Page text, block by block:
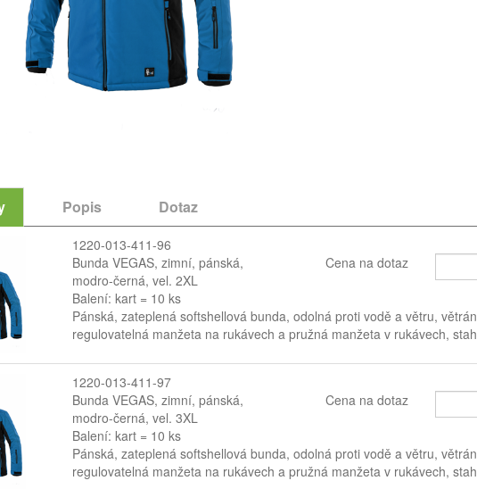
Popis Dotaz
1220-013-411-96
Bunda VEGAS, zimní, pánská,
modro-černá, vel. 2XL
Balení: kart = 10 ks
Cena na dotaz
Pánská, zateplená softshellová bunda, odolná proti vodě a větru,
regulovatelná manžeta na rukávech a pružná manžeta v rukávech,
1220-013-411-97
Bunda VEGAS, zimní, pánská,
modro-černá, vel. 3XL
Balení: kart = 10 ks
Cena na dotaz
Pánská, zateplená softshellová bunda, odolná proti vodě a větru,
regulovatelná manžeta na rukávech a pružná manžeta v rukávech,